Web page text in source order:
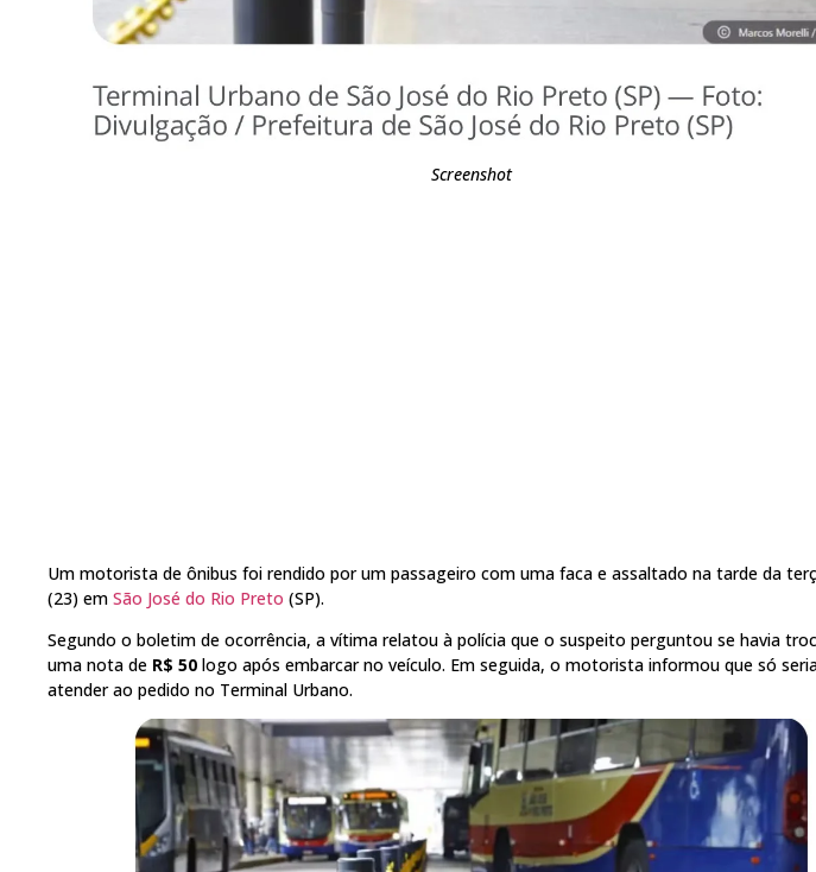
Screenshot
Um motorista de ônibus foi rendido por um passageiro com uma faca e assaltado na tarde da
(23) em São José do Rio Preto (SP).
Segundo o boletim de ocorrência, a vítima relatou à polícia que o suspeito perguntou se havia
uma nota de R$ 50 logo após embarcar no veículo. Em seguida, o motorista informou que só
atender ao pedido no Terminal Urbano.